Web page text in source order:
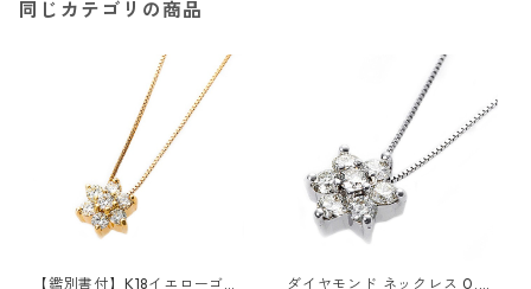
同じカテゴリの商品
【鑑別書付】K18イエローゴー
ダイヤモンド ネックレス 0.3c